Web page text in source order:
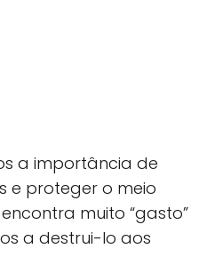
a importância de
e proteger o meio
muito “gasto”
a destrui-lo aos